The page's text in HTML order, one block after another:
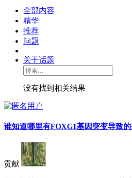
全部内容
精华
推荐
问题
关于话题
没有找到相关结果
谁知道哪里有FOXG1基因突变导致
贡献